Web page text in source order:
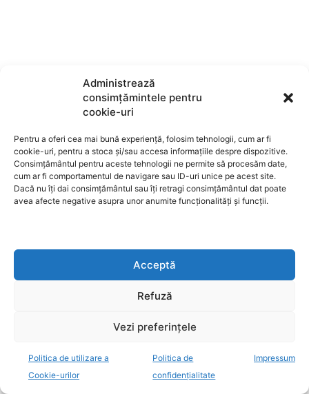
Administrează
consimțămintele pentru
cookie-uri
Pentru a oferi cea mai bună experiență, folosim tehnologii, cum ar fi
cookie-uri, pentru a stoca și/sau accesa informațiile despre dispozitive.
Consimțământul pentru aceste tehnologii ne permite să procesăm date,
cum ar fi comportamentul de navigare sau ID-uri unice pe acest site.
Dacă nu îți dai consimțământul sau îți retragi consimțământul dat poate
avea afecte negative asupra unor anumite funcționalități și funcții.
Acceptă
Refuză
Vezi preferințele
Politica de utilizare a
Cookie-urilor
Politica de
confidențialitate
Impressum